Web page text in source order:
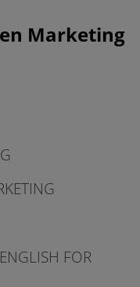
Marketing
FOR